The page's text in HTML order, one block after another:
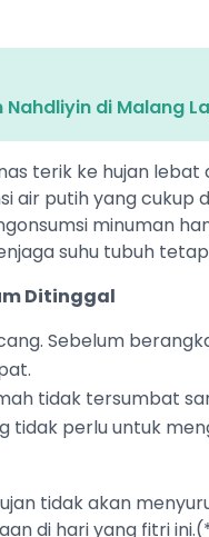
di Malang
terik ke hujan
air putih yang cukup
minuman
suhu tubuh
Ditinggal
Sebelum
tidak tersumbat
perlu untuk
tidak akan
di hari yang fitri